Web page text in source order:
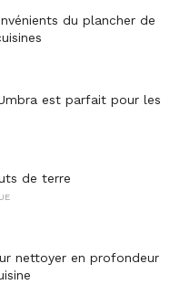
du plancher de
est parfait pour les
de terre
nettoyer en profondeur